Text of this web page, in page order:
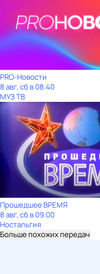
PRO-Новости
8 авг, сб в 08:40
МУЗ ТВ
Прошедшее ВРЕМЯ
8 авг, сб в 09:00
Ностальгия
Больше похожих передач